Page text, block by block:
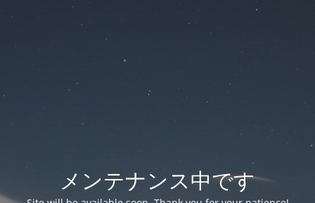
メンテナンス中です